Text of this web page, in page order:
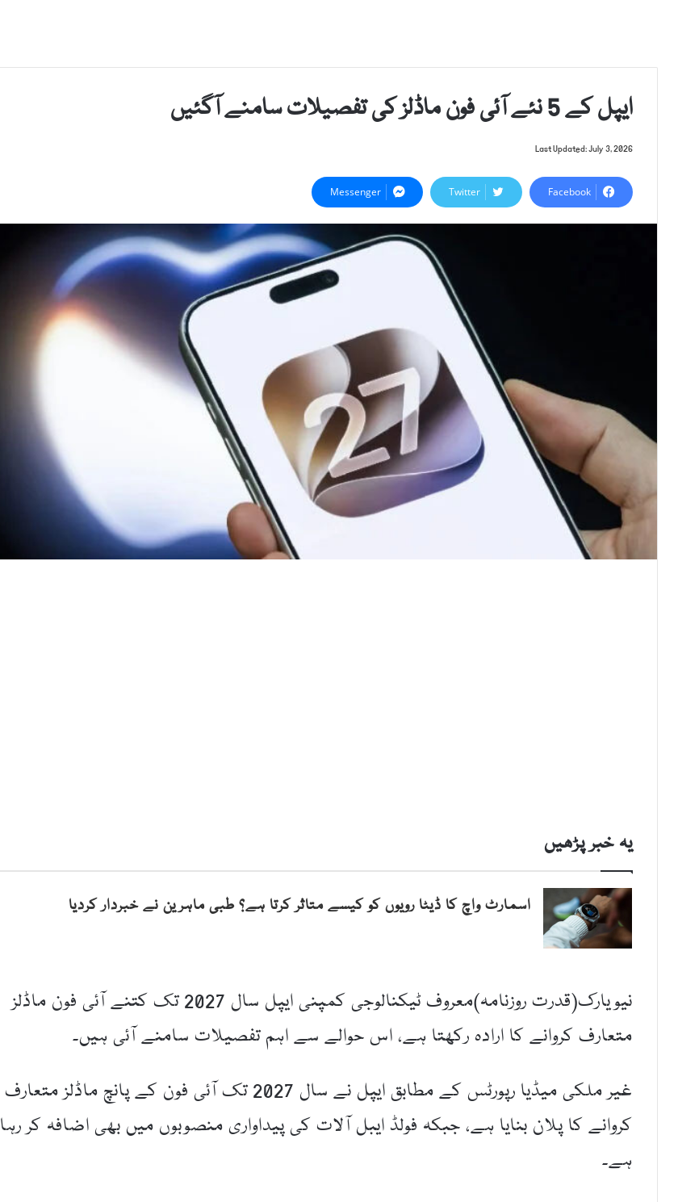
ایپل کے 5 نئے آئی فون ماڈلز کی تفصیلات سامنے آگئیں
Last Updated: July 3, 2026
Facebook
Twitter
Messenger
یہ خبر پڑھیں
اسمارٹ واچ کا ڈیٹا رویوں کو کیسے متاثر کرتا ہے؟ طبی ماہرین نے خبردار کردیا
نیویارک(قدرت روزنامہ)معروف ٹیکنالوجی کمپنی ایپل سال 2027 تک کتنے آئی فون ماڈلز
متعارف کروانے کا ارادہ رکھتا ہے، اس حوالے سے اہم تفصیلات سامنے آئی ہیں۔
غیر ملکی میڈیا رپورٹس کے مطابق ایپل نے سال 2027 تک آئی فون کے پانچ ماڈلز متعارف
کروانے کا پلان بنایا ہے، جبکہ فولڈ ایبل آلات کی پیداواری منصوبوں میں بھی اضافہ کر رہا
ہے۔